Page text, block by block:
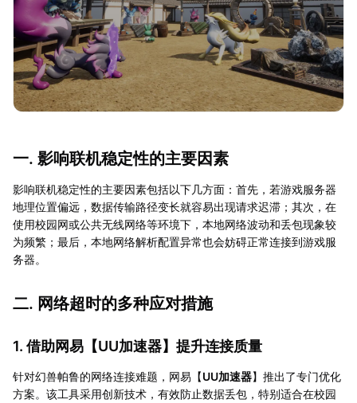
一. 影响联机稳定性的主要因素
影响联机稳定性的主要因素包括以下几方面：首先，若游戏服务器
地理位置偏远，数据传输路径变长就容易出现请求迟滞；其次，在
使用校园网或公共无线网络等环境下，本地网络波动和丢包现象较
为频繁；最后，本地网络解析配置异常也会妨碍正常连接到游戏服
务器。
二. 网络超时的多种应对措施
1. 借助网易【UU加速器】提升连接质量
针对幻兽帕鲁的网络连接难题，网易【UU加速器】推出了专门优化
方案。该工具采用创新技术，有效防止数据丢包，特别适合在校园